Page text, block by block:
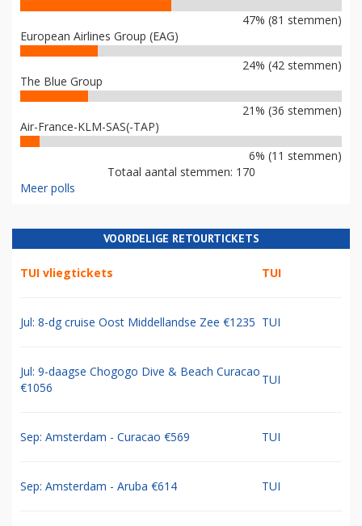
47% (81 stemmen)
European Airlines Group (EAG)
24% (42 stemmen)
The Blue Group
21% (36 stemmen)
Air-France-KLM-SAS(-TAP)
6% (11 stemmen)
Totaal aantal stemmen: 170
Meer polls
VOORDELIGE RETOURTICKETS
TUI vliegtickets TUI
Jul: 8-dg cruise Oost Middellandse Zee €1235 TUI
Jul: 9-daagse Chogogo Dive & Beach Curacao
€1056
TUI
Sep: Amsterdam - Curacao €569 TUI
Sep: Amsterdam - Aruba €614 TUI